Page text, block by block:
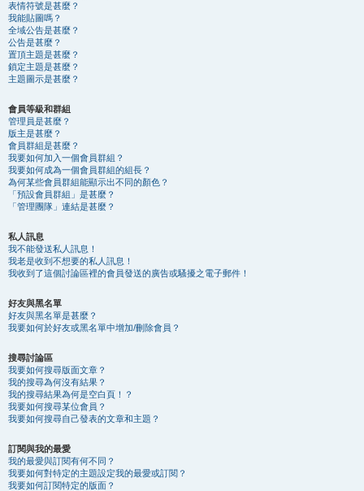
表情符號是甚麼？
我能貼圖嗎？
全域公告是甚麼？
公告是甚麼？
置頂主題是甚麼？
鎖定主題是甚麼？
主題圖示是甚麼？
會員等級和群組
管理員是甚麼？
版主是甚麼？
會員群組是甚麼？
我要如何加入一個會員群組？
我要如何成為一個會員群組的組長？
為何某些會員群組能顯示出不同的顏色？
「預設會員群組」是甚麼？
「管理團隊」連結是甚麼？
私人訊息
我不能發送私人訊息！
我老是收到不想要的私人訊息！
我收到了這個討論區裡的會員發送的廣告或騷擾之電子郵件！
好友與黑名單
好友與黑名單是甚麼？
我要如何於好友或黑名單中增加/刪除會員？
搜尋討論區
我要如何搜尋版面文章？
我的搜尋為何沒有結果？
我的搜尋結果為何是空白頁！？
我要如何搜尋某位會員？
我要如何搜尋自己發表的文章和主題？
訂閱與我的最愛
我的最愛與訂閱有何不同？
我要如何對特定的主題設定我的最愛或訂閱？
我要如何訂閱特定的版面？